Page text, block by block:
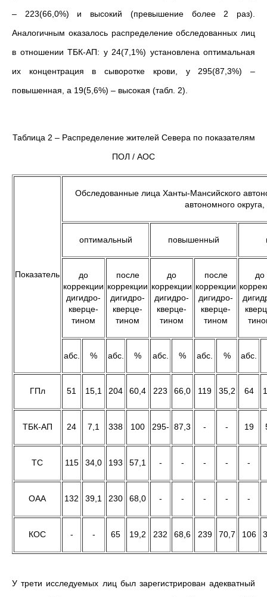
– 223(66,0%) и высокий (превышение более 2 раз).
Аналогичным оказалось распределение обследованных лиц
в отношении ТБК-АП: у 24(7,1%) установлена оптимальная
их концентрация в сыворотке крови, у 295(87,3%) –
повышенная, а 19(5,6%) – высокая (табл. 2).
Таблица 2 – Распределение жителей Севера по показателям
ПОЛ / АОС
Показатель
Обследованные лица Ханты-Мансийского
автономного
оптимальный повышенный
до
коррекции
дигидро-
кверце-
тином
после
коррекции
дигидро-
кверце-
тином
до
коррекции
дигидро-
кверце-
тином
после
коррекции
дигидро-
кверце-
тином
до
абс. % абс. % абс. % абс. % абс.
ГПл 51 15,1 204 60,4 223 66,0 119 35,2 64
ТБК-АП 24 7,1 338 100 295- 87,3 - - 19
ТС 115 34,0 193 57,1 - - - - -
ОАА 132 39,1 230 68,0 - - - - -
КОС - - 65 19,2 232 68,6 239 70,7 106
У трети исследуемых лиц был зарегистрирован адекватный